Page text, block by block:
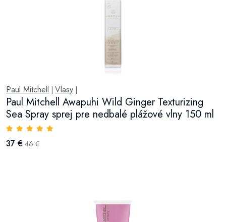
Paul Mitchell Vlasy
Paul Mitchell Awapuhi Wild Ginger Texturizing
Sea Spray sprej pre nedbalé plážové vlny 150 ml
37 € 46 €